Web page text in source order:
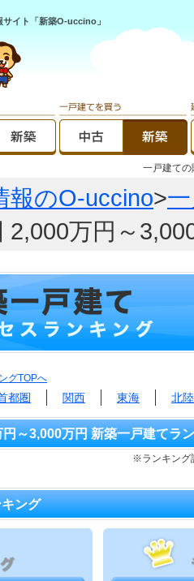
イト「新築O-uccino」
一戸建て
報のO-uccino>
2,000万円～
グTOPへ
都圏 関西 東海 北
～3,000万円 新築一戸建てラ
※ランキング
ング